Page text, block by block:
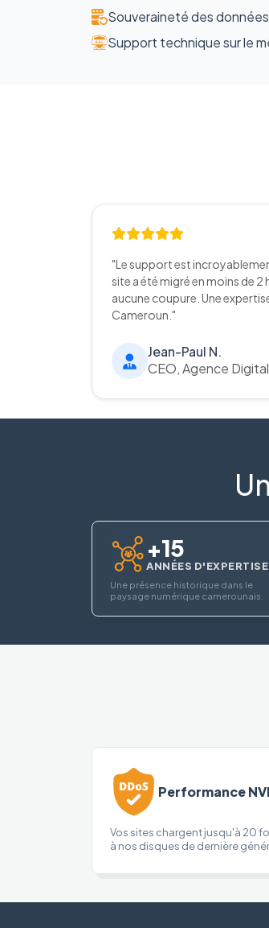
Souveraineté des
Support technique sur le
"Le support est
site a été migré en moins de 2
aucune coupure. Une
Cameroun."
Jean-Paul N.
CEO, Agence
+15
ANNÉES D'EXPERTISE
Une présence historique dans le
paysage numérique camerounais.
Performance
Vos sites chargent jusqu'à 20
à nos disques de dernière